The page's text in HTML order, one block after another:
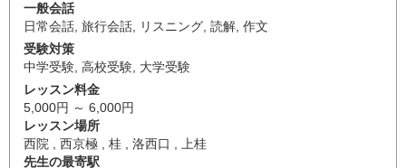
一般会話
日常会話, 旅行会話, リスニング, 読解, 作文
受験対策
中学受験, 高校受験, 大学受験
レッスン料金
5,000円 ～ 6,000円
レッスン場所
西院 , 西京極 , 桂 , 洛西口 , 上桂
先生の最寄駅